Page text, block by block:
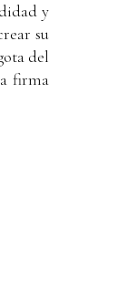
y
su
del
firma